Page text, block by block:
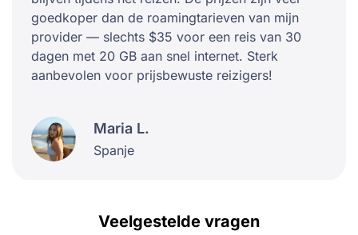
goedkoper dan de roamingtarieven van mijn
provider — slechts $35 voor een reis van 30
dagen met 20 GB aan snel internet. Sterk
aanbevolen voor prijsbewuste reizigers!
Maria L.
Spanje
Veelgestelde vragen